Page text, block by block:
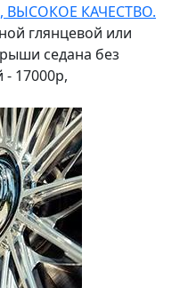
КАЧЕСТВО.
глянцевой или
седана без
17000р,